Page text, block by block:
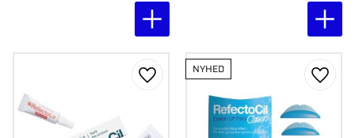
Gem som favorit
NYHED
Gem